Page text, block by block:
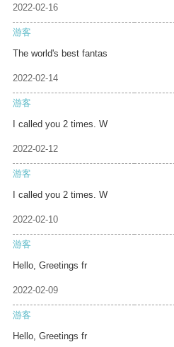
2022-02-16
游客
The world's best fantas
2022-02-14
游客
I called you 2 times. W
2022-02-12
游客
I called you 2 times. W
2022-02-10
游客
Hello, Greetings fr
2022-02-09
游客
Hello, Greetings fr